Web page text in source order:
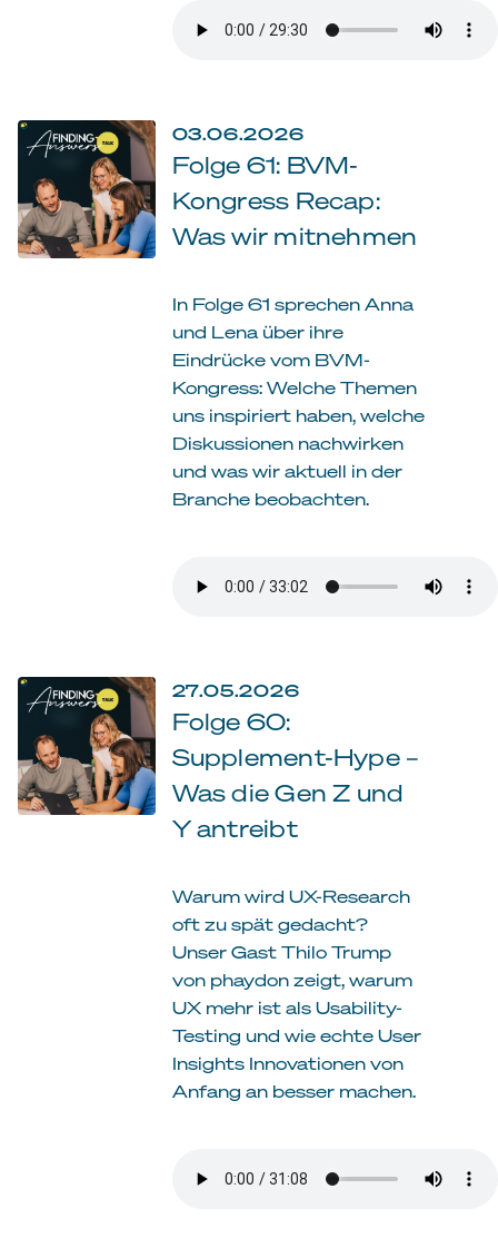
03.06.2026
Folge 61: BVM-
Kongress Recap:
Was wir mitnehmen
In Folge 61 sprechen Anna
und Lena über ihre
Eindrücke vom BVM-
Kongress: Welche Themen
uns inspiriert haben, welche
Diskussionen nachwirken
und was wir aktuell in der
Branche beobachten.
27.05.2026
Folge 60:
Supplement-Hype –
Was die Gen Z und
Y antreibt
Warum wird UX-Research
oft zu spät gedacht?
Unser Gast Thilo Trump
von phaydon zeigt, warum
UX mehr ist als Usability-
Testing und wie echte User
Insights Innovationen von
Anfang an besser machen.